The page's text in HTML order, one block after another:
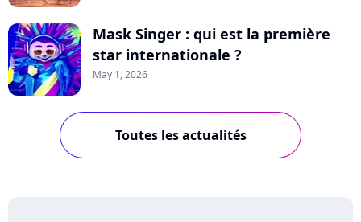
Mask Singer : qui est la première
star internationale ?
May 1, 2026
Toutes les actualités